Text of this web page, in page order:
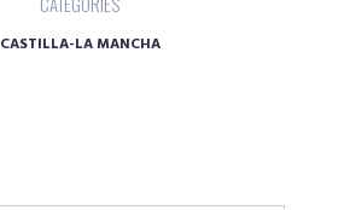
CASTILLA-LA MANCHA